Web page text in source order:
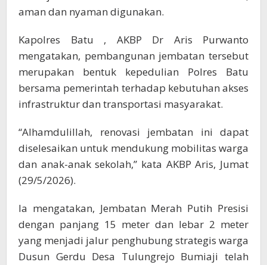
aman dan nyaman digunakan.
Kapolres Batu , AKBP Dr Aris Purwanto
mengatakan, pembangunan jembatan tersebut
merupakan bentuk kepedulian Polres Batu
bersama pemerintah terhadap kebutuhan akses
infrastruktur dan transportasi masyarakat.
“Alhamdulillah, renovasi jembatan ini dapat
diselesaikan untuk mendukung mobilitas warga
dan anak-anak sekolah,” kata AKBP Aris, Jumat
(29/5/2026).
Ia mengatakan, Jembatan Merah Putih Presisi
dengan panjang 15 meter dan lebar 2 meter
yang menjadi jalur penghubung strategis warga
Dusun Gerdu Desa Tulungrejo Bumiaji telah